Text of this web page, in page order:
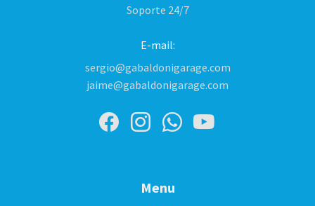
Soporte 24/7
E-mail:
sergio@gabaldonigarage.com
jaime@gabaldonigarage.com
Menu